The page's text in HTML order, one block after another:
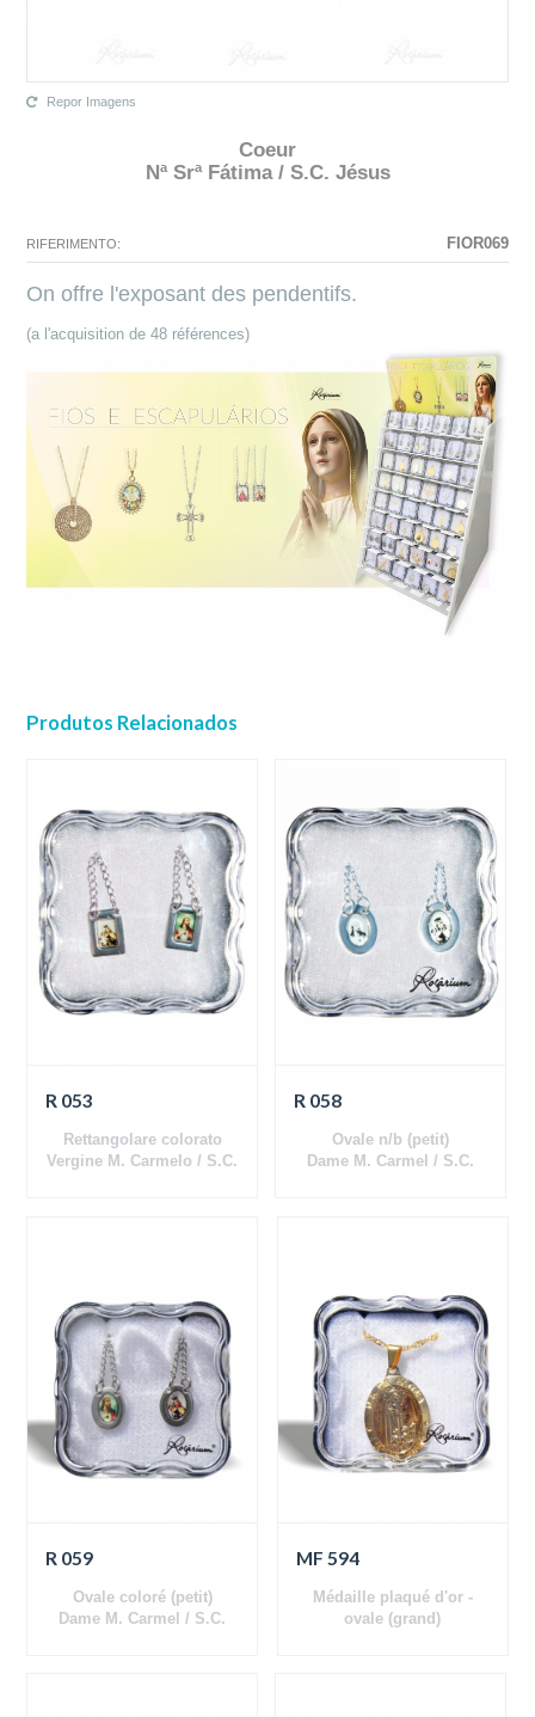
Repor Imagens
Coeur
Nª Srª Fátima / S.C. Jésus
moment.
RIFERIMENTO: FIOR069
On offre l'exposant des pendentifs.
(a l'acquisition de 48 références)
Produtos Relacionados
R 053
Rettangolare colorato
Vergine M. Carmelo / S.C.
R 058
Ovale n/b (petit)
Dame M. Carmel / S.C.
R 059
Ovale coloré (petit)
Dame M. Carmel / S.C.
MF 594
Médaille plaqué d'or -
ovale (grand)